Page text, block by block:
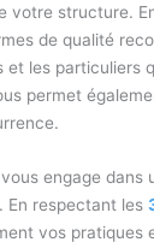
votre structure.
de qualité
et les particuliers
permet
engage dans
En respectant les
vos pratiques